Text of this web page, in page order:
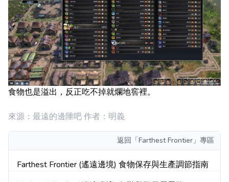
食物也是溢出，反正吃不掉就爛地窖裡。
來源：最遠的邊陲吧 作者：明義
返回 「Farthest Frontier」專區
Farthest Frontier (遙遠邊境) 食物保存與生產調節指南